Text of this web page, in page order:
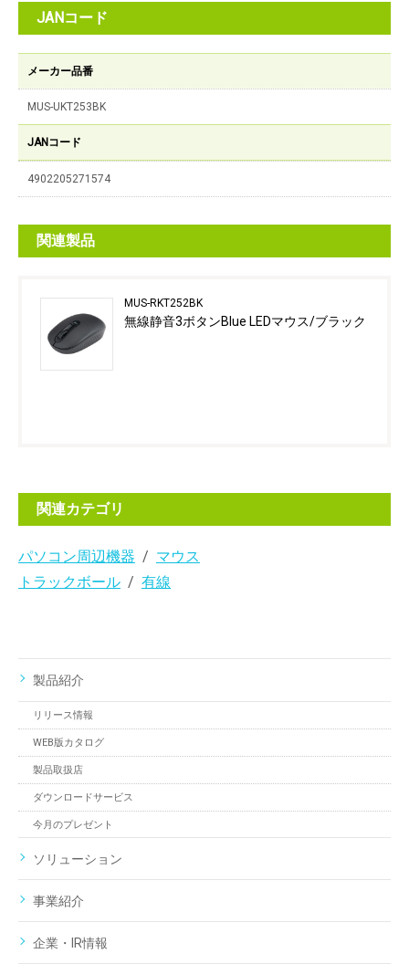
JANコード
メーカー品番
MUS-UKT253BK
JANコード
4902205271574
関連製品
MUS-RKT252BK
無線静音3ボタンBlue LEDマウス/ブラック
関連カテゴリ
パソコン周辺機器
マウス
トラックボール
有線
製品紹介
リリース情報
WEB版カタログ
製品取扱店
ダウンロードサービス
今月のプレゼント
ソリューション
事業紹介
企業・IR情報